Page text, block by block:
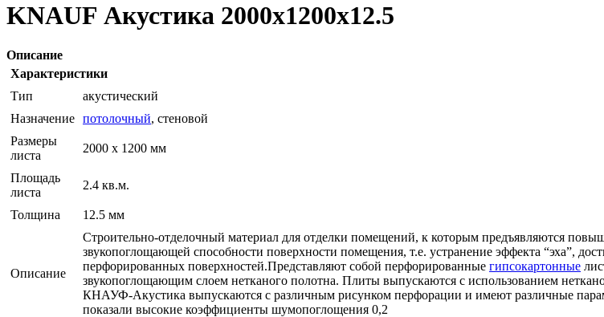
KNAUF Акустика 2000x1200x12.5
Описание
Характеристики
Тип
акустический
Назначение потолочный, стеновой
Размеры
листа
2000 x 1200 мм
Площадь
листа
2.4 кв.м.
Толщина 12.5 мм
Описание
Строительно-отделочный материал для отделки помещений, к которым предъявляются
звукопоглощающей способности поверхности помещения, т.е. устранение эффекта “эха”,
перфорированных поверхностей.Представляют собой перфорированные гипсокартонные
звукопоглощающим слоем нетканого полотна. Плиты выпускаются с использованием
КНАУФ-Акустика выпускаются с различным рисунком перфорации и имеют различные
показали высокие коэффициенты шумопоглощения 0,2